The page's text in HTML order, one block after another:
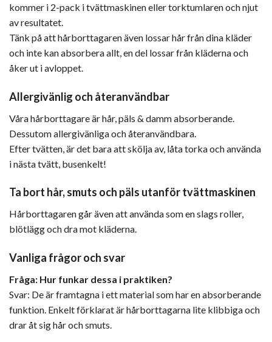
kommer i 2-pack i tvättmaskinen eller torktumlaren och njut
av resultatet.
Tänk på att hårborttagaren även lossar hår från dina kläder
och inte kan absorbera allt, en del lossar från kläderna och
åker ut i avloppet.
Allergivänlig och återanvändbar
Våra hårborttagare är hår, päls & damm absorberande.
Dessutom allergivänliga och återanvändbara.
Efter tvätten, är det bara att skölja av, låta torka och använda
i nästa tvätt, busenkelt!
Ta bort hår, smuts och päls utanför tvättmaskinen
Hårborttagaren går även att använda som en slags roller,
blötlägg och dra mot kläderna.
Vanliga frågor och svar
Fråga: Hur funkar dessa i praktiken?
Svar: De är framtagna i ett material som har en absorberande
funktion. Enkelt förklarat är hårborttagarna lite klibbiga och
drar åt sig hår och smuts.